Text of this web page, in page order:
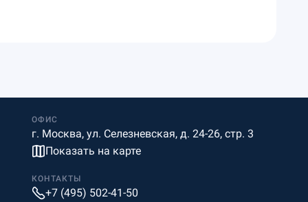
ОФИС
г. Москва, ул. Селезневская, д. 24-26, стр. 3
Показать на карте
КОНТАКТЫ
+7 (495) 502-41-50